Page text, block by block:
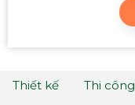
Thiết kế Thi công